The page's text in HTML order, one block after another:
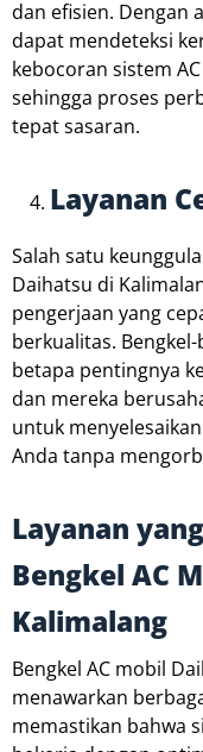
dan efisien. Dengan
dapat mendeteksi
kebocoran sistem
sehingga proses
tepat sasaran.
Layanan
Salah satu
Daihatsu di
pengerjaan yang
berkualitas.
betapa pentingnya
dan mereka
untuk
Anda tanpa
Layanan
Bengkel AC
Kalimalang
Bengkel AC mobil
menawarkan
memastikan bahwa